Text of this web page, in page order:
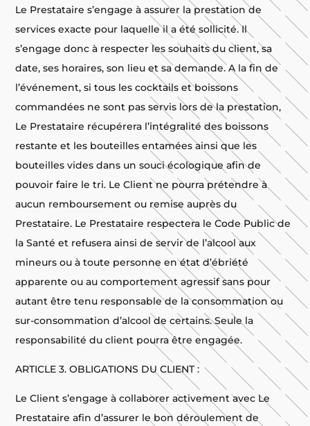
Le Prestataire s’engage à assurer la prestation de
services exacte pour laquelle il a été sollicité. Il
s’engage donc à respecter les souhaits du client, sa
date, ses horaires, son lieu et sa demande. A la fin de
l’événement, si tous les cocktails et boissons
commandées ne sont pas servis lors de la prestation,
Le Prestataire récupérera l’intégralité des boissons
restante et les bouteilles entamées ainsi que les
bouteilles vides dans un souci écologique afin de
pouvoir faire le tri. Le Client ne pourra prétendre à
aucun remboursement ou remise auprès du
Prestataire. Le Prestataire respectera le Code Public de
la Santé et refusera ainsi de servir de l’alcool aux
mineurs ou à toute personne en état d’ébriété
apparente ou au comportement agressif sans pour
autant être tenu responsable de la consommation ou
sur-consommation d’alcool de certains. Seule la
responsabilité du client pourra être engagée.
ARTICLE 3. OBLIGATIONS DU CLIENT :
Le Client s’engage à collaborer activement avec Le
Prestataire afin d’assurer le bon déroulement de